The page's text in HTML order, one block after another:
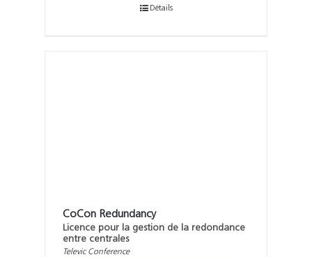
Détails
CoCon Redundancy
Licence pour la gestion de la redondance
entre centrales
Televic Conference